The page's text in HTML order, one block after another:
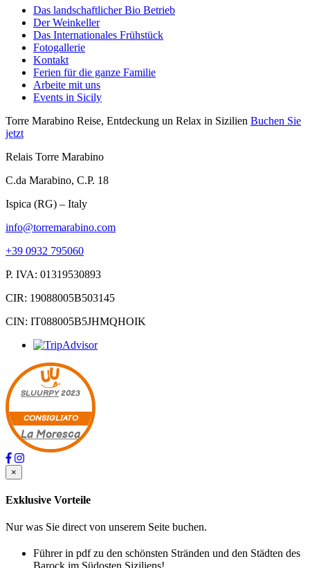
Das landschaftlicher Bio Betrieb
Der Weinkeller
Das Internationales Frühstück
Fotogallerie
Kontakt
Ferien für die ganze Familie
Arbeite mit uns
Events in Sicily
Torre Marabino Reise, Entdeckung un Relax in Sizilien Buchen Sie
jetzt
Relais Torre Marabino
C.da Marabino, C.P. 18
Ispica (RG) – Italy
info@torremarabino.com
+39 0932 795060
P. IVA: 01319530893
CIR: 19088005B503145
CIN: IT088005B5JHMQHOIK
SLUURPY2023
CONSIGLIATO
La Moresca
×
Exklusive Vorteile
Nur was Sie direct von unserem Seite buchen.
Führer in pdf zu den schönsten Stränden und den Städten des